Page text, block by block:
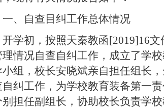
一、自查目纠工作总体情况
开学初，按照天秦教函[2019]16
理情况自查自纠工作，成立了学
小组，校长安晓斌亲自担任组长
自纠工作，为学校教育装备第一
别担任副组长，协助校长负责学